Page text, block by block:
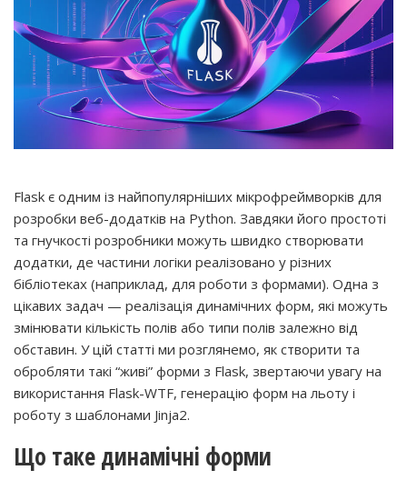
Flask є одним із найпопулярніших мікрофреймворків для
розробки веб-додатків на Python. Завдяки його простоті
та гнучкості розробники можуть швидко створювати
додатки, де частини логіки реалізовано у різних
бібліотеках (наприклад, для роботи з формами). Одна з
цікавих задач — реалізація динамічних форм, які можуть
змінювати кількість полів або типи полів залежно від
обставин. У цій статті ми розглянемо, як створити та
обробляти такі “живі” форми з Flask, звертаючи увагу на
використання Flask-WTF, генерацію форм на льоту і
роботу з шаблонами Jinja2.
Що таке динамічні форми